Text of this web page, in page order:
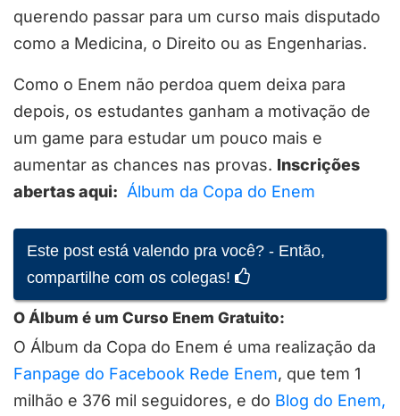
querendo passar para um curso mais disputado
como a Medicina, o Direito ou as Engenharias.
Como o Enem não perdoa quem deixa para
depois, os estudantes ganham a motivação de
um game para estudar um pouco mais e
aumentar as chances nas provas. Inscrições
abertas aqui: Álbum da Copa do Enem
Este post está valendo pra você? - Então,
compartilhe com os colegas!
O Álbum é um Curso Enem Gratuito:
O Álbum da Copa do Enem é uma realização da
Fanpage do Facebook Rede Enem, que tem 1
milhão e 376 mil seguidores, e do Blog do Enem,